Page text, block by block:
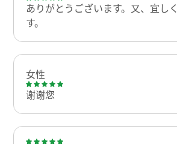
ありがとうございます。又、宜し
す。
女性
谢谢您